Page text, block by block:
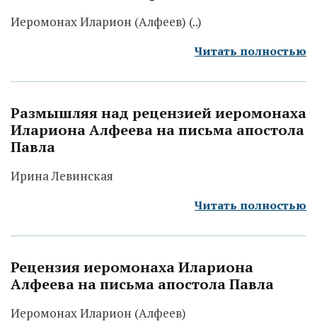
Иеромонах Иларион (Алфеев) (..)
Читать полностью
Размышляя над рецензией иеромонаха
Илариона Алфеева на письма апостола
Павла
Ирина Левинская
Читать полностью
Рецензия иеромонаха Илариона
Алфеева на письма апостола Павла
Иеромонах Иларион (Алфеев)